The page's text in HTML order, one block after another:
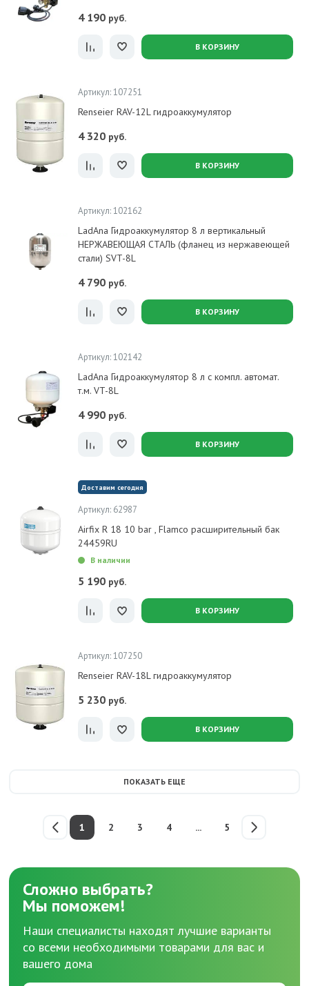
4 190 руб.
В КОРЗИНУ
Артикул: 107251
Renseier RAV-12L гидроаккумулятор
4 320 руб.
В КОРЗИНУ
Артикул: 102162
LadAna Гидроаккумулятор 8 л вертикальный
НЕРЖАВЕЮЩАЯ СТАЛЬ (фланец из нержавеющей
стали) SVT-8L
4 790 руб.
В КОРЗИНУ
Артикул: 102142
LadAna Гидроаккумулятор 8 л с компл. автомат.
т.м. VT-8L
4 990 руб.
В КОРЗИНУ
Доставим сегодня
Артикул: 62987
Airfix R 18 10 bar , Flamco расширительный бак
24459RU
В наличии
5 190 руб.
В КОРЗИНУ
Артикул: 107250
Renseier RAV-18L гидроаккумулятор
5 230 руб.
В КОРЗИНУ
ПОКАЗАТЬ ЕЩЕ
1 2 3 4 ... 5
Сложно выбрать?
Мы поможем!
Наши специалисты находят лучшие варианты
со всеми необходимыми товарами для вас и
вашего дома